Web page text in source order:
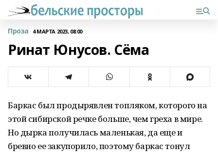
Проза 4 МАРТА 2023, 08:00
Ринат Юнусов. Сёма
Баркас был продырявлен топляком, которого на
этой сибирской речке больше, чем греха в мире.
Но дырка получилась маленькая, да еще и
бревно ее закупорило, поэтому баркас тонул